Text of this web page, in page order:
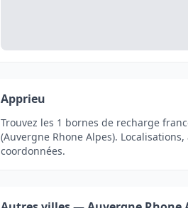
Apprieu
Trouvez les 1 bornes de recharge
(Auvergne Rhone Alpes). Localisations,
coordonnées.